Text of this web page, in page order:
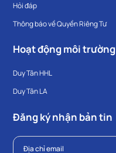
Hỏi đáp
Thông báo về Quyền Riêng Tư
Hoạt động môi trường
Duy Tân HHL
Duy Tân LA
Đăng ký nhận bản tin